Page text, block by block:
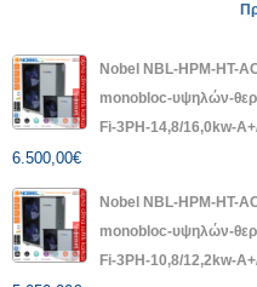
Nobel NBL-HPM-HT-
monobloc-υψηλών-
Fi-3PH-14,8/16,0kw-
6.500,00€
Nobel NBL-HPM-HT-
monobloc-υψηλών-
Fi-3PH-10,8/12,2kw-